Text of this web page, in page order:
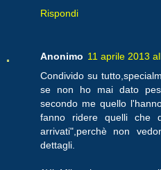
Rispondi
Anonimo 11 aprile 2013
Condivido su
se non ho mai dato
secondo me quello
fanno ridere quelli che
arrivati",perchè non
dettagli.